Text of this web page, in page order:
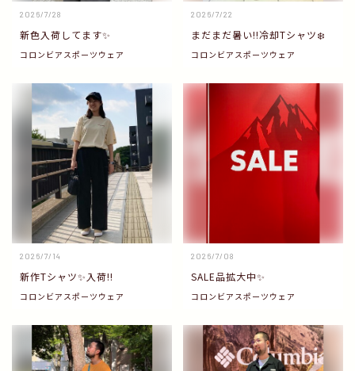
2026/7/28
新色入荷してます✨
コロンビアスポーツウェア
2026/7/22
まだまだ暑い‼️冷却Tシャツ❄️
コロンビアスポーツウェア
2026/7/14
新作Tシャツ✨入荷‼️
コロンビアスポーツウェア
2026/7/08
SALE品拡大中✨
コロンビアスポーツウェア